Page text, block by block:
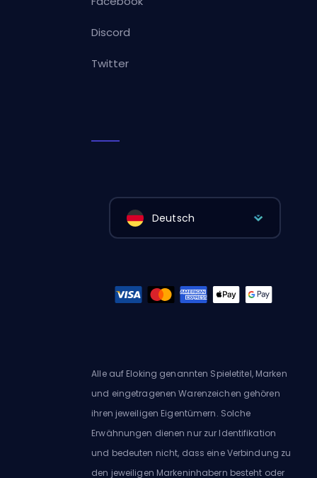
Discord
Twitter
Deutsch
Alle auf Eloking genannten Spieletitel, Marken
und eingetragenen Warenzeichen gehören
ihren jeweiligen Eigentümern. Solche
Erwähnungen dienen nur zur Identifikation
und bedeuten nicht, dass eine Verbindung zu
den jeweiligen Markeninhabern besteht oder